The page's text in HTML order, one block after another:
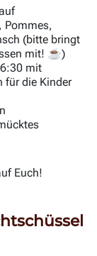
Pommes,
(bitte bringt
mit! ☕)
mit
für die Kinder
Euch!